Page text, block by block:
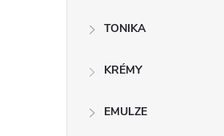
TONIKA
KRÉMY
EMULZE